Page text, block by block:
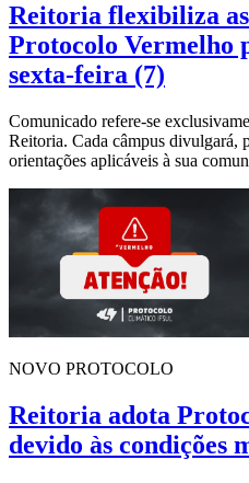
Reitoria flexibiliza
Protocolo Vermelho
sexta-feira (7)
Comunicado refere-se
Reitoria. Cada câmpus divulgará,
orientações aplicáveis à sua
NOVO PROTOCOLO
Reitoria adota
devido às condições